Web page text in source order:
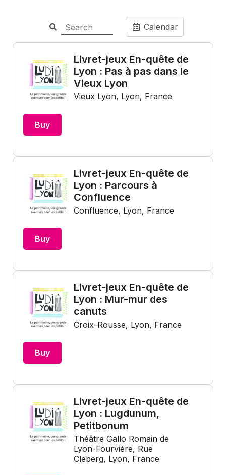
Calendar
Livret-jeux En-quête de
Lyon : Pas à pas dans le
Vieux Lyon
Vieux Lyon, Lyon, France
Buy
Livret-jeux En-quête de
Lyon : Parcours à
Confluence
Confluence, Lyon, France
Buy
Livret-jeux En-quête de
Lyon : Mur-mur des
canuts
Croix-Rousse, Lyon, France
Buy
Livret-jeux En-quête de
Lyon : Lugdunum,
Petitbonum
Théâtre Gallo Romain de
Lyon-Fourvière, Rue
Cleberg, Lyon, France